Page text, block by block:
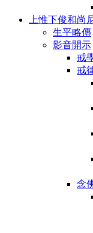
上惟下俊和尚
生平略傳
影音開示
戒
戒
念